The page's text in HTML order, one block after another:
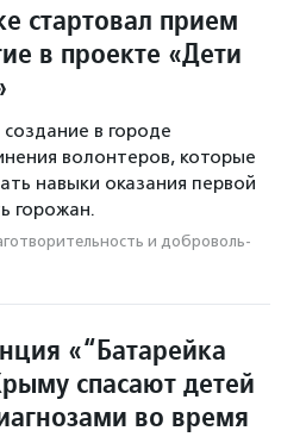
стартовал прием
в проекте «Дети
в городе
волонтеров, которые
навыки оказания первой
горожан.
и доброволь­
«“Батарейка
спасают детей
во время